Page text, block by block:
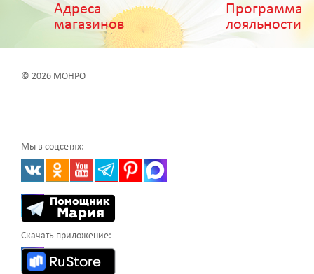
Адреса
магазинов
Программа
лояльности
© 2026 МОНРО
Мы в соцсетях:
Скачать приложение: